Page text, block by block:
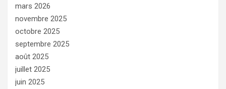
mars 2026
novembre 2025
octobre 2025
septembre 2025
août 2025
juillet 2025
juin 2025